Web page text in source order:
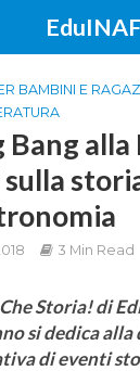
EduINAF
BAMBINI E
Bang
3 Min Read
Storia! di
si dedica
di eventi